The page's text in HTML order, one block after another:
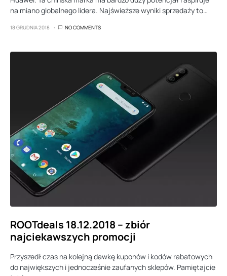
na miano globalnego lidera. Najświeższe wyniki sprzedaży to…
18 GRUDNIA 2018 NO COMMENTS
ROOTdeals 18.12.2018 – zbiór
najciekawszych promocji
Przyszedł czas na kolejną dawkę kuponów i kodów rabatowych
do największych i jednocześnie zaufanych sklepów. Pamiętajcie